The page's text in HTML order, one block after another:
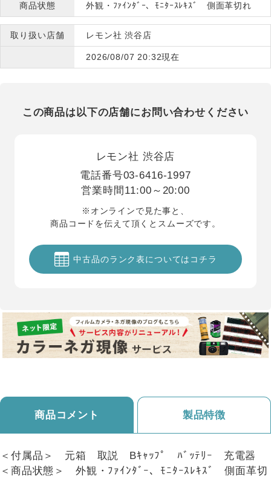
商品状態 外観・ﾌｧｲﾝﾀﾞｰ、ﾓﾆﾀｰｽﾚｷｽﾞ 側面革切れ
取り扱い店舗 レモン社 渋谷店
2026/08/07 20:32現在
この商品は以下の店舗にお問い合わせください
レモン社 渋谷店
電話番号03-6416-1997
営業時間 11:00～20:00
※オンラインで見た事と、
商品コードを伝えて頂くとスムーズです。
中古品のランク表についてはコチラ
商品コメント 製品特徴
＜付属品＞ 元箱 取説 Bｷｬｯﾌﾟ ﾊﾞｯﾃﾘｰ 充電器
＜商品状態＞ 外観・ﾌｧｲﾝﾀﾞｰ、ﾓﾆﾀｰｽﾚｷｽﾞ 側面革切